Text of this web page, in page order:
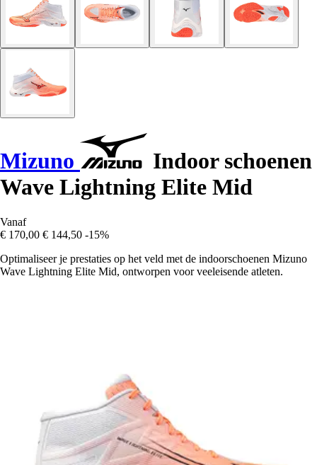
Mizuno
Indoor schoenen
Wave Lightning Elite Mid
Vanaf
€ 170,00 € 144,50 -15%
Optimaliseer je prestaties op het veld met de indoorschoenen Mizuno
Wave Lightning Elite Mid, ontworpen voor veeleisende atleten.